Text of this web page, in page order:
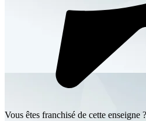
Vous êtes franchisé de cette enseigne ?